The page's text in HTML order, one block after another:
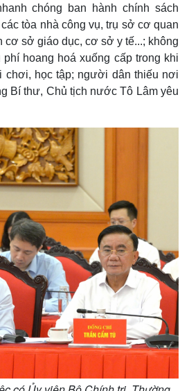
Giá vàng
Tiêu dùng
Tỷ giá
Chứng khoán
Giá cà phê
chóng ban hành chính sách
tòa nhà công vụ, trụ sở cơ quan
sở giáo dục, cơ sở y tế...; không
hoang hoá xuống cấp trong khi
chơi, học tập; người dân thiếu nơi
Bí thư, Chủ tịch nước Tô Lâm yêu